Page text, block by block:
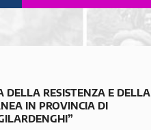
DELLA RESISTENZA E DELLA
IN PROVINCIA DI